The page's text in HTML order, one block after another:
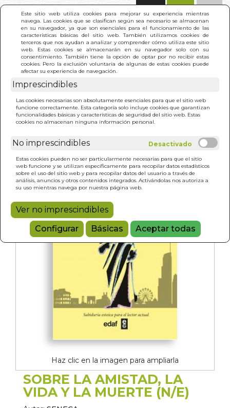
Este sitio web utiliza cookies para mejorar su experiencia mientras
navega. Las cookies que se clasifican según sea necesario se almacenan
en su navegador, ya que son esenciales para el funcionamiento de las
características básicas del sitio web. También utilizamos cookies de
terceros que nos ayudan a analizar y comprender cómo utiliza este sitio
web. Estas cookies se almacenarán en su navegador solo con su
consentimiento. También tiene la opción de optar por no recibir estas
cookies. Pero la exclusión voluntaria de algunas de estas cookies puede
afectar su experiencia de navegación.
Imprescindibles
Las cookies necesarias son absolutamente esenciales para que el sitio web
funcione correctamente. Esta categoría solo incluye cookies que garantizan
funcionalidades básicas y características de seguridad del sitio web. Estas
cookies no almacenan ninguna información personal.
No imprescindibles
Estas cookies pueden no ser particularmente necesarias para que el sitio
web funcione y se utilizan específicamente para recopilar datos estadísticos
sobre el uso del sitio web y para recopilar datos del usuario a través de
análisis, anuncios y otros contenidos integrados. Activándolas nos autoriza a
su uso mientras navega por nuestra página web.
Ver no imprescindibles
Configurar
Básicas Aceptar todas
INICIO >
(N/E)
Haz clic en la imagen para ampliarla
SOBRE LA AMISTAD, LA
VIDA Y LA MUERTE (N/E)